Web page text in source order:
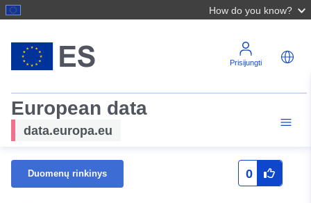
How do you know?
Prisijungti
European data
data.europa.eu
Duomenų rinkinys 0